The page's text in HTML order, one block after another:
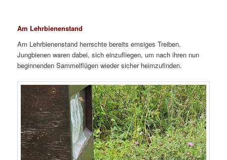
Am Lehrbienenstand
Am Lehrbienenstand herrschte bereits emsiges Treiben.
Jungbienen waren dabei, sich einzufliegen, um nach ihren nun
beginnenden Sammelflügen wieder sicher heimzufinden.